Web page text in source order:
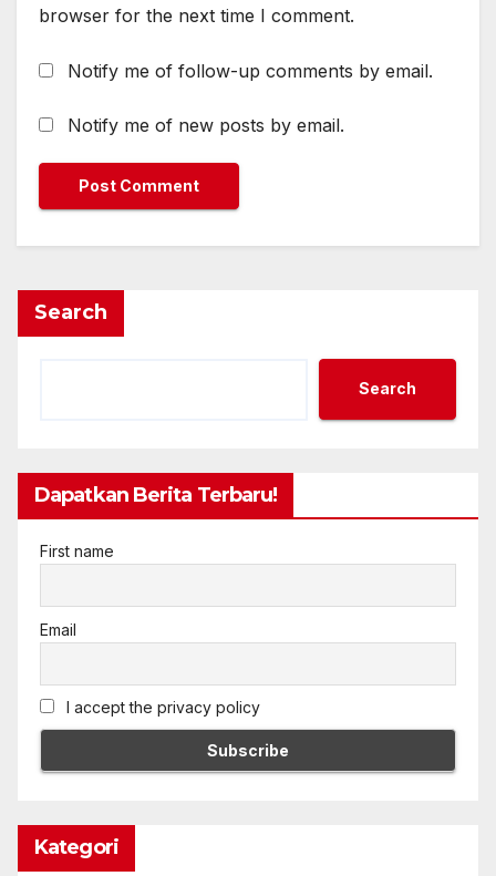
browser for the next time I comment.
Notify me of follow-up comments by email.
Notify me of new posts by email.
Search
Search
Dapatkan Berita Terbaru!
First name
Email
I accept the privacy policy
Kategori